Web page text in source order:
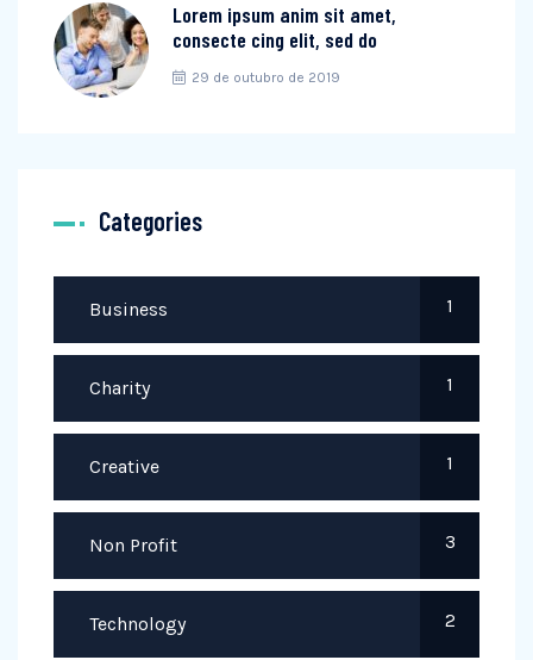
Lorem ipsum anim sit amet,
consecte cing elit, sed do
29 de outubro de 2019
Categories
Business 1
Charity 1
Creative 1
Non Profit 3
Technology 2